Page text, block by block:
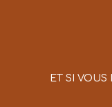
ET SI VOUS